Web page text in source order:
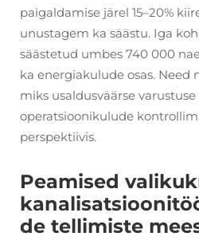
paigaldamise järel 15–20%
unustagem ka säästu. Iga
säästetud umbes 740 000
ka energiakulude osas.
miks usaldusväärse
operatsioonikulude
perspektiivis.
Peamised
de tellimiste